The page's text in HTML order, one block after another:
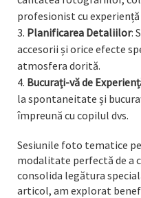
profesionist cu
Planificarea Detaliilor:
accesorii și orice efecte
atmosfera dorită.
Bucurați-vă de
la spontaneitate și
împreună cu copilul dvs.
Sesiunile foto tematice
modalitate perfectă de a
consolida legătura
articol, am explorat